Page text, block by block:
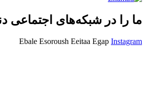
ما را در شبکه‌های اجتماعی
Ebale Esoroush Eeitaa Egap Instagram